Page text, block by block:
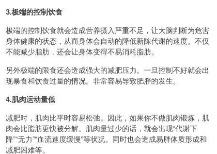
3.极端的控制饮食
极端的控制饮食就会造成营养摄入严重不足，让大脑判断为危害
身体健康的状态，从而身体会自动的降低新陈代谢的速度。不仅
不能减少脂肪，还会让身体变得不易消耗脂肪。
另外极端的限食还会造成强大的减肥压力。一旦控制不好就会出
现暴食和饮食过量的情况。非常容易导致肥胖的发生。
4.肌肉运动量低
减肥时，肌肉比平时容易松弛。因此，如果你不做肌肉锻炼，肌
肉会比脂肪更快被分解。肌肉量过少的话，就会出现“代谢下
降”“无力”“血流速度缓慢”等状况。同时也会造成易胖体质形成和
减肥困难等。